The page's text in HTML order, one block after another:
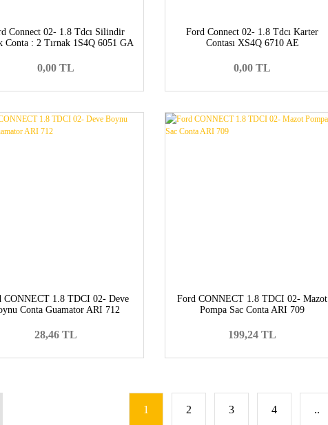
Connect 02- 1.8 Tdcı Silindir
Conta : 2 Tırnak 1S4Q 6051 GA
0,00 TL
Ford Connect 02- 1.8 Tdcı Karter
Contası XS4Q 6710 AE
0,00 TL
CONNECT 1.8 TDCI 02- Deve
Conta Guamator ARI 712
28,46 TL
Ford CONNECT 1.8 TDCI 02- Mazot
Pompa Sac Conta ARI 709
199,24 TL
1 2 3 4 ..